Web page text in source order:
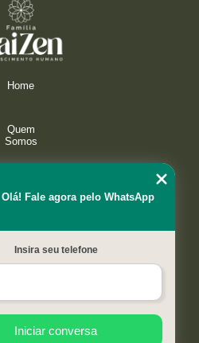
Home
Quem
Somos
Galeria
Mapa do
site
Olá! Fale agora pelo WhatsApp
Insira seu telefone
Iniciar conversa